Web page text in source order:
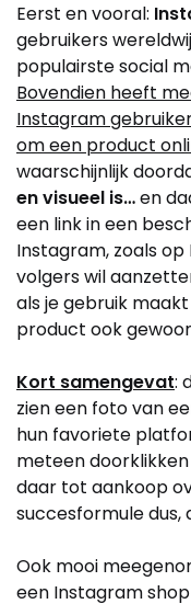
Eerst en vooral:
gebruikers
populairste social
Bovendien heeft
Instagram
om een product
waarschijnlijk
en visueel is…en
een link in een
Instagram, zoals
volgers wil
als je gebruik
product ook
Kort samengevat:
zien een foto van
hun favoriete
meteen
daar tot aankoop
succesformule dus,
Ook mooi
een Instagram